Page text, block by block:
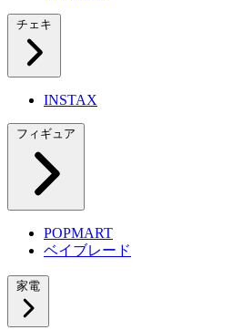
チェキ
INSTAX
フィギュア
POPMART
ベイブレード
家電